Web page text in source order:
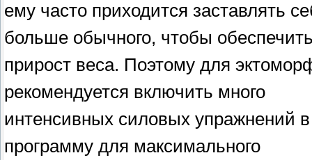
ему часто приходится заставлять
больше обычного, чтобы
прирост веса. Поэтому для
рекомендуется включить много
интенсивных силовых упражнений в
программу для максимального